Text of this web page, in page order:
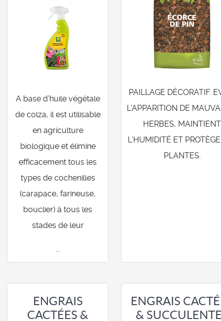
A base d’huile végétale
de colza, il est utilisable
en agriculture
biologique et élimine
efficacement tous les
types de cochenilles
(carapace, farineuse,
bouclier) à tous les
stades de leur
...
PAILLAGE DÉCORATIF.
L’APPARITION DE
HERBES, MAINTIENT
L’HUMIDITÉ ET
PLANTES.
ENGRAIS
CACTÉES &
ENGRAIS
&